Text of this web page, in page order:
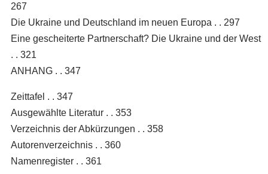
267
Die Ukraine und Deutschland im neuen Europa . . 297
Eine gescheiterte Partnerschaft? Die Ukraine und der West
. . 321
ANHANG . . 347
Zeittafel . . 347
Ausgewählte Literatur . . 353
Verzeichnis der Abkürzungen . . 358
Autorenverzeichnis . . 360
Namenregister . . 361